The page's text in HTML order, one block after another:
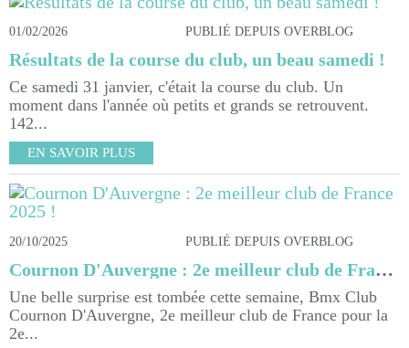
01/02/2026 PUBLIÉ DEPUIS OVERBLOG
Résultats de la course du club, un beau samedi !
Ce samedi 31 janvier, c'était la course du club. Un
moment dans l'année où petits et grands se retrouvent.
142...
EN SAVOIR PLUS
20/10/2025 PUBLIÉ DEPUIS OVERBLOG
Cournon D'Auvergne : 2e meilleur club de France 2025 !
Une belle surprise est tombée cette semaine, Bmx Club
Cournon D'Auvergne, 2e meilleur club de France pour la
2e...